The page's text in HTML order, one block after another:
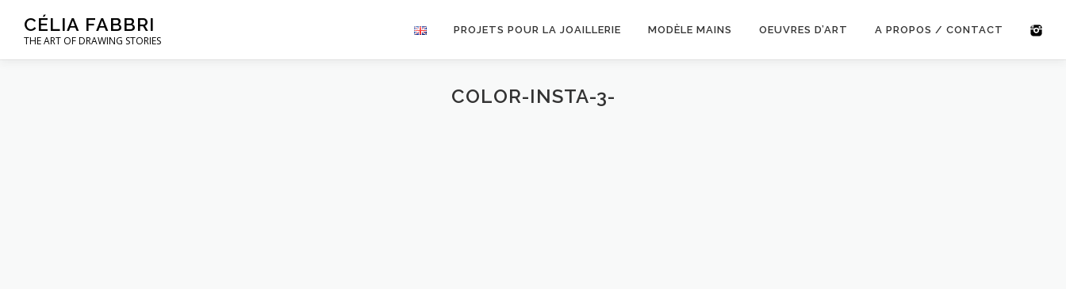
contenu
CÉLIA FABBRI
THE ART OF DRAWING STORIES
PROJETS POUR LA JOAILLERIE MODÈLE MAINS OEUVRES D’ART A PROPOS / CONTACT
COLOR-INSTA-3-